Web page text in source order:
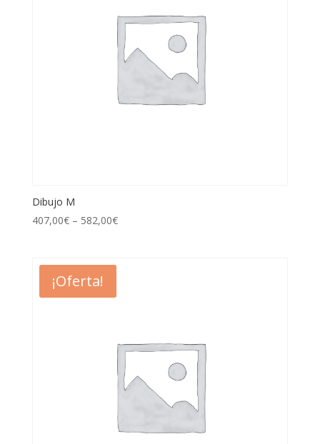
Dibujo M
407,00€– 582,00€
¡Oferta!